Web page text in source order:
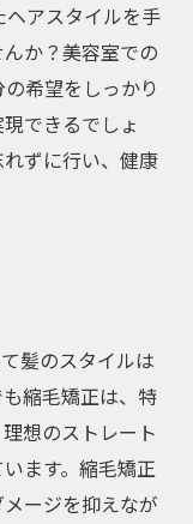
ヘアスタイルを手
か？美容室での
希望をしっかり
できるでしょ
ずに行い、健康
髪のスタイルは
縮毛矯正は、特
想のストレート
ます。縮毛矯正
ージを抑えなが